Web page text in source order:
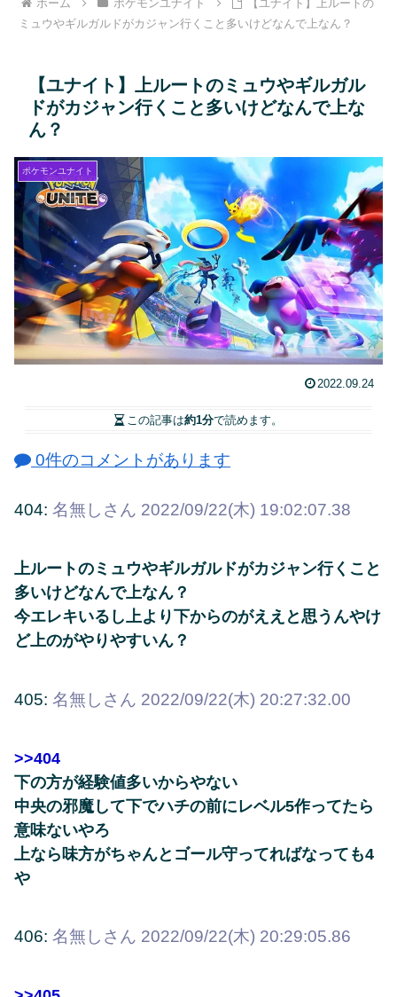
ホーム ポケモンユナイト
【ユナイト】上ルートの
ミュウやギルガルドがカジャン行くこと多いけどなんで上なん？
【ユナイト】上ルートのミュウやギルガル
ドがカジャン行くこと多いけどなんで上な
ん？
ポケモンユナイト
2022.09.24
この記事は約1分で読めます。
0件のコメントがあります
404: 名無しさん 2022/09/22(木) 19:02:07.38
上ルートのミュウやギルガルドがカジャン行くこと
多いけどなんで上なん？
今エレキいるし上より下からのがええと思うんやけ
ど上のがやりやすいん？
405: 名無しさん 2022/09/22(木) 20:27:32.00
>>404
下の方が経験値多いからやない
中央の邪魔して下でハチの前にレベル5作ってたら
意味ないやろ
上なら味方がちゃんとゴール守ってればなっても4
や
406: 名無しさん 2022/09/22(木) 20:29:05.86